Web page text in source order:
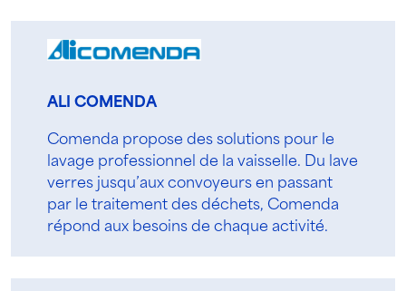
ALI COMENDA
Comenda propose des solutions pour le
lavage professionnel de la vaisselle. Du lave
verres jusqu’aux convoyeurs en passant
par le traitement des déchets, Comenda
répond aux besoins de chaque activité.